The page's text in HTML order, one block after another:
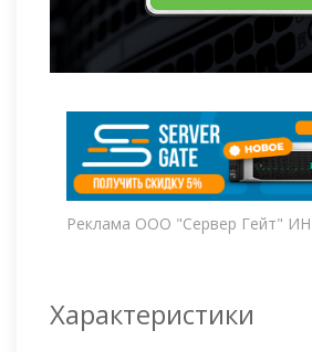
Реклама ООО "Сервер Гейт"
Характеристики